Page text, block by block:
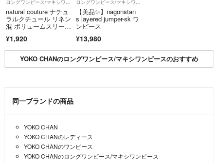
ロングワンピース/マキシワンピース
natural couture ナチュ
ラルクチュール リネン
混 ボリュームスリー
ピース sizeF/黒 ■◆ レ
ディース
¥1,920
ロングワンピース/マキシワンピース
【美品✨️】nagonstan
s layered jumper-sk ワ
ンピース
¥13,980
YOKO CHANのロングワンピース/マキシワンピースのおすすめ
同一ブランドの商品
YOKO CHAN
YOKO CHANのレディース
YOKO CHANのワンピース
YOKO CHANのロングワンピース/マキシワンピース